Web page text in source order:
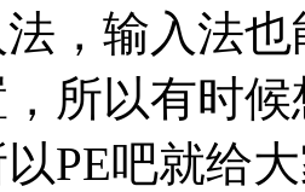
，输入法
所以有时
PE吧就给